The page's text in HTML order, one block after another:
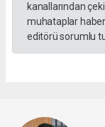
kanallarından
muhataplar
editörü sorumlu